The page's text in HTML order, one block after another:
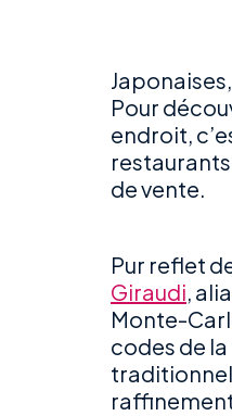
Pour
endroit,
de vente.
Pur reflet
Giraudi,
Monte-
codes de